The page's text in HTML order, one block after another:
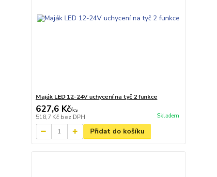
Maják LED 12-24V uchycení na tyč 2 funkce
627,6 Kč/ks
518,7 Kč bez DPH Skladem
Přidat do košíku